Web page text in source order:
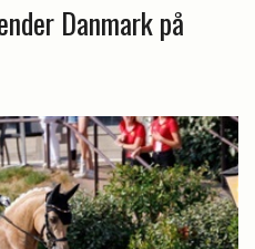
Danmark på